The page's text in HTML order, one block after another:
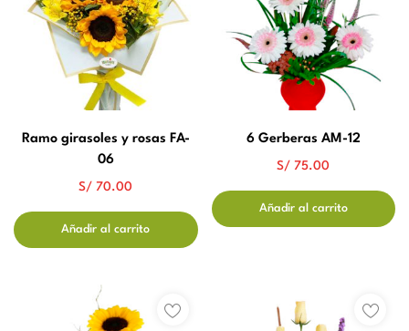
Ramo girasoles y rosas FA-
06
S/ 70.00
Añadir al carrito
6 Gerberas AM-12
S/ 75.00
Añadir al carrito